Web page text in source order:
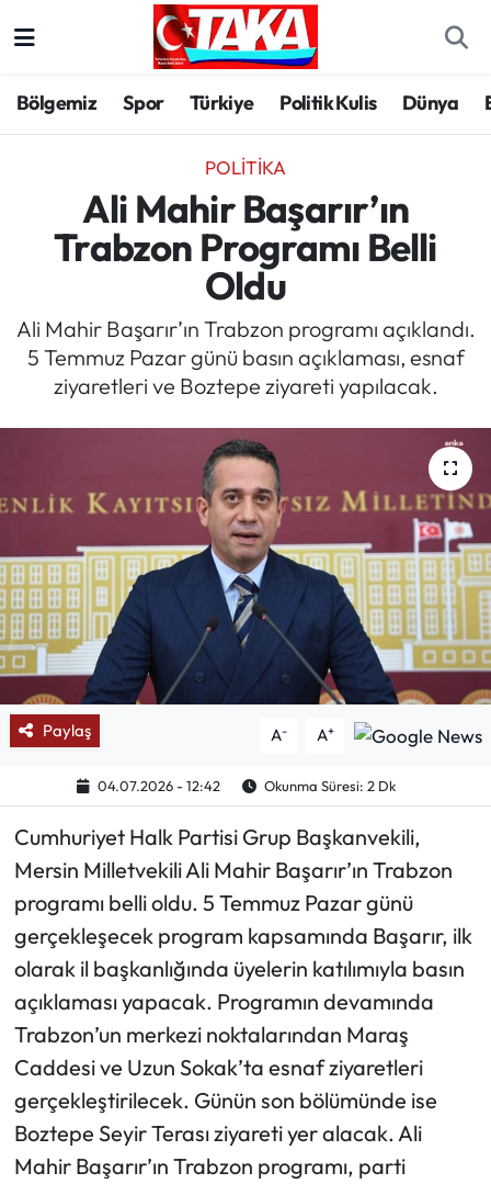
Bölgemiz Spor Türkiye Politik Kulis Dünya
POLITIKA
Ali Mahir Başarır’ın
Trabzon Programı Belli
Oldu
Ali Mahir Başarır’ın Trabzon programı açıklandı.
5 Temmuz Pazar günü basın açıklaması, esnaf
ziyaretleri ve Boztepe ziyareti yapılacak.
Paylaş A- A+
04.07.2026 - 12:42 Okunma Süresi: 2 Dk
Cumhuriyet Halk Partisi Grup Başkanvekili,
Mersin Milletvekili Ali Mahir Başarır’ın Trabzon
programı belli oldu. 5 Temmuz Pazar günü
gerçekleşecek program kapsamında Başarır, ilk
olarak il başkanlığında üyelerin katılımıyla basın
açıklaması yapacak. Programın devamında
Trabzon’un merkezi noktalarından Maraş
Caddesi ve Uzun Sokak’ta esnaf ziyaretleri
gerçekleştirilecek. Günün son bölümünde ise
Boztepe Seyir Terası ziyareti yer alacak. Ali
Mahir Başarır’ın Trabzon programı, parti
Spor
Türkiye
Kültür/Sanat
Politik Kulis
Röportaj
Manşet
Köşe Yazıları
Karikatür Galeri
BIK
ASTROLOJİ
Spor Yazıları
Mektup Galeri
Ekonomi
Sağlık
Turizm
Trabzon Hava Durumu
Trabzon Trafik Yoğunluk Haritası
Süper Lig Puan Durumu ve Fikstür
Son Dakika Haberleri